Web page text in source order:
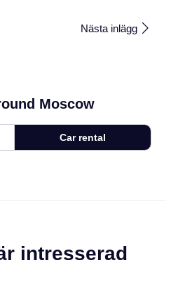
Nästa inlägg
Moscow
Car rental
intresserad